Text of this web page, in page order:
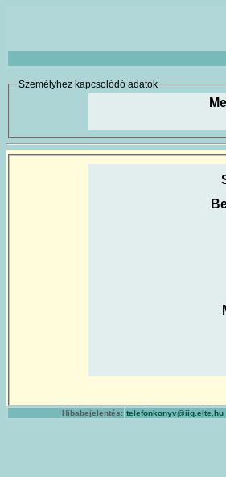
Személyhez kapcsolódó adatok
Hibabejelentés: telefonkonyv@iig.elte.hu